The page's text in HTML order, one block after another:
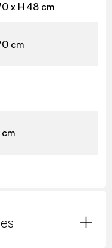
x H 48 cm
cm